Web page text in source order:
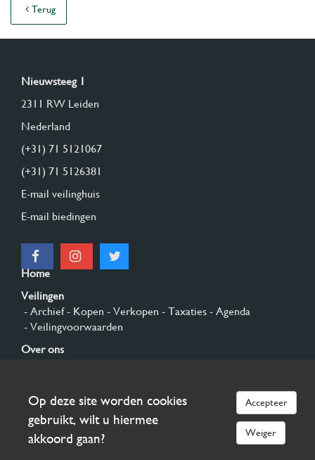
Terug
Nieuwsteeg 1
2311 RW Leiden
Nederland
(+31) 71 5121067
(+31) 71 5126381
E-mail veilinghuis
E-mail biedingen
Home
Veilingen
- Archief- Kopen - Verkopen - Taxaties - Agenda
- Veilingvoorwaarden
Over ons
Aanmelden
Op deze site worden cookies
gebruikt, wilt u hiermee
akkoord gaan?
Accepteer
Weiger